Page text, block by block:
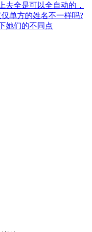
去全是可以全自动的，
单方的姓名不一样吗?
她们的不同点